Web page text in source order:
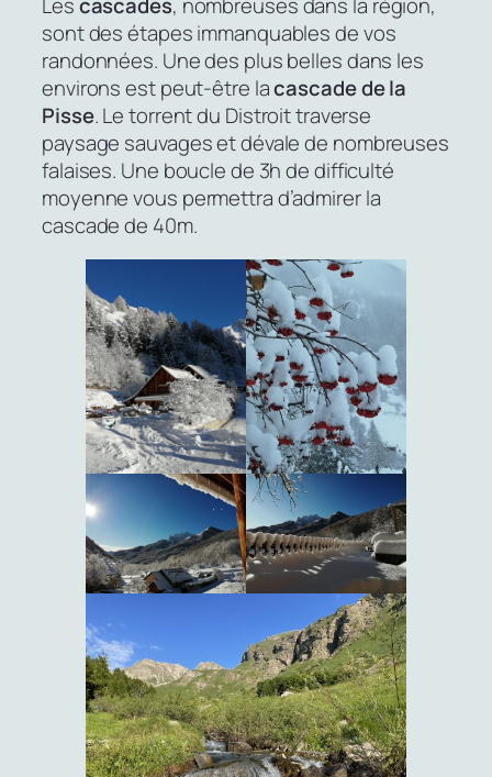
sont des étapes immanquables de vos
randonnées. Une des plus belles dans les
environs est peut-être lacascade de la
Pisse. Le torrent du Distroit traverse
paysage sauvages et dévale de nombreuses
falaises. Une boucle de 3h de difficulté
moyenne vous permettra d’admirer la
cascade de 40m.